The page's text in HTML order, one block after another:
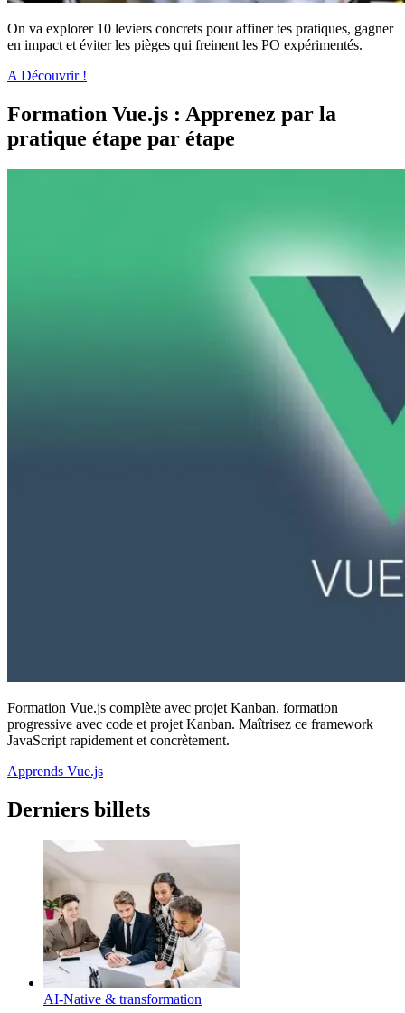
On va explorer 10 leviers concrets pour affiner tes pratiques, gagner
en impact et éviter les pièges qui freinent les PO expérimentés.
A Découvrir !
Formation Vue.js : Apprenez par la
pratique étape par étape
Formation Vue.js complète avec projet Kanban. formation
progressive avec code et projet Kanban. Maîtrisez ce framework
JavaScript rapidement et concrètement.
Apprends Vue.js
Derniers billets
AI-Native & transformation